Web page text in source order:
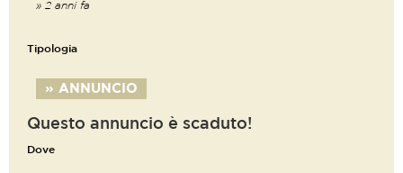
» 2 anni fa
Tipologia
» ANNUNCIO
Questo annuncio è scaduto!
Dove